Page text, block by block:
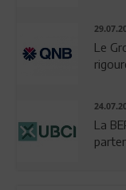
Le
La